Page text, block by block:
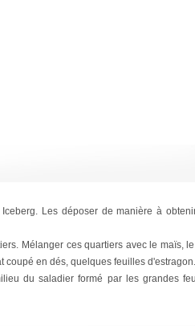
Les déposer de manière à
Mélanger ces quartiers avec le maïs,
coupé en dés, quelques feuilles d'estragon.
du saladier formé par les grandes